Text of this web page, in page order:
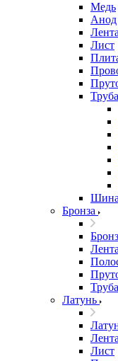
Медь
Анод
Лист
Труба
Шина
Бронза
Лента
Труба
Латунь
Лист